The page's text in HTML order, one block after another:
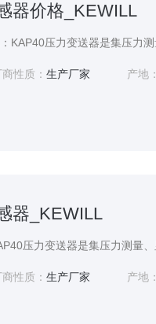
器价格_KEWILL
商性质： 生产厂家 产地：
器_KEWILL
商性质： 生产厂家 产地：